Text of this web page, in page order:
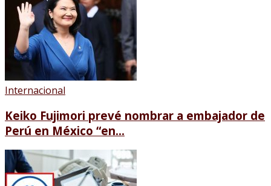
Internacional
Keiko Fujimori prevé nombrar a embajador de
Perú en México “en...